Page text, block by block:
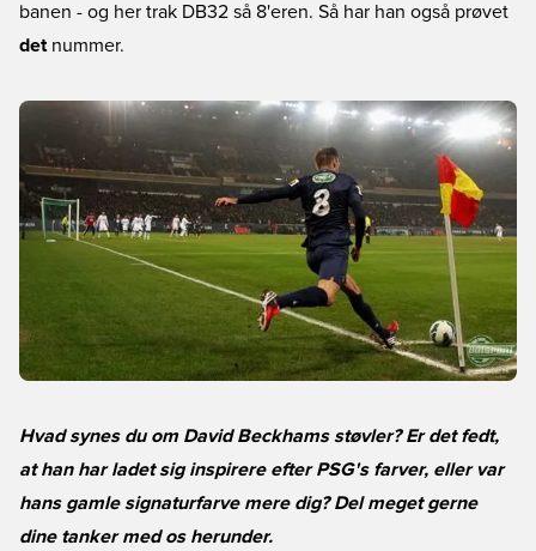
banen - og her trak DB32 så 8'eren. Så har han også prøvet
det nummer.
Hvad synes du om David Beckhams støvler? Er det fedt,
at han har ladet sig inspirere efter PSG's farver, eller var
hans gamle signaturfarve mere dig? Del meget gerne
dine tanker med os herunder.